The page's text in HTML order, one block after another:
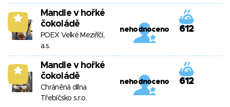
6
Mandle v hořké
čokoládě
POEX Velké Meziříčí,
a.s.
nehodnoceno 612
6
Mandle v hořké
čokoládě
Chráněná dílna
Třebíčsko s.r.o.
nehodnoceno 612